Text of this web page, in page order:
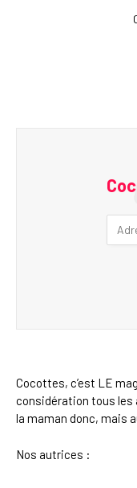
Cocottes, c’est LE
considération tous les
la maman donc, mais
Nos autrices :